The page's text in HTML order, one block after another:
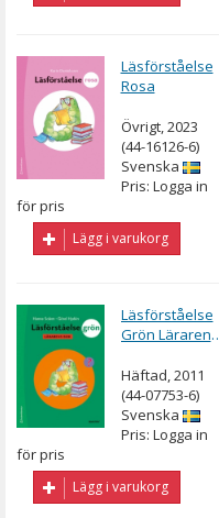
Läsförståelse
Rosa
Övrigt, 2023
(44-16126-6)
Svenska
Pris: Logga in
för pris
Lägg i varukorg
Läsförståelse
Grön Lärarens
Häftad, 2011
(44-07753-6)
Svenska
Pris: Logga in
för pris
Lägg i varukorg